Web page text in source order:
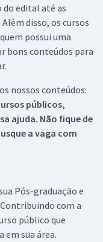
do edital até as
disso, os cursos
possui uma
bons conteúdos para
nossos conteúdos:
públicos,
ajuda. Não fique de
a vaga com
Pós-graduação e
com a
público que
sua área.